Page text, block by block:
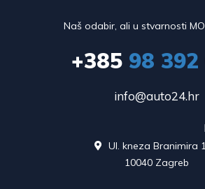
Naš odabir, ali u stvarnosti
+38598 392
info@auto24.hr
Ul. kneza Branimira
10040 Zagreb